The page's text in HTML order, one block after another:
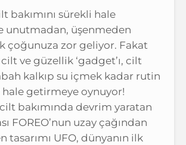
bakımını sürekli hale
unutmadan, üşenmeden
çoğunuza zor geliyor. Fakat
ve güzellik ‘gadget’ı, cilt
kalkıp su içmek kadar rutin
getirmeye oynuyor!
bakımında devrim yaratan
FOREO’nun uzay çağından
tasarımı UFO, dünyanın ilk